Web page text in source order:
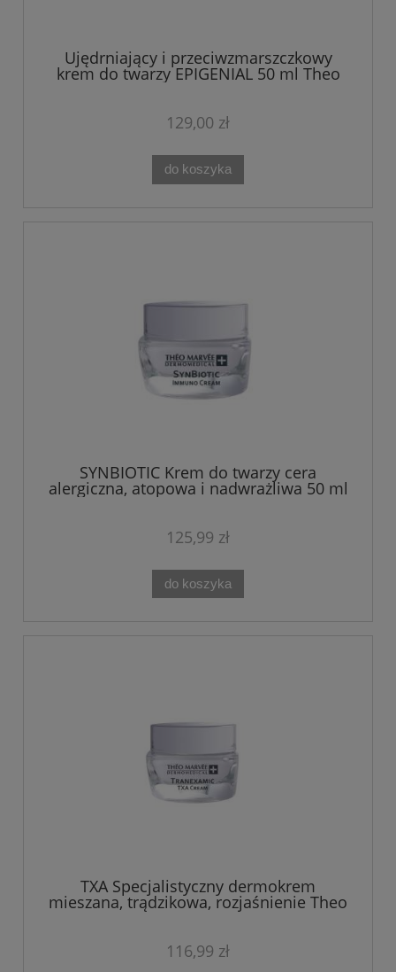
Ujędrniający i przeciwzmarszczkowy
krem do twarzy EPIGENIAL 50 ml Theo
129,00 zł
do koszyka
SYNBIOTIC Krem do twarzy cera
alergiczna, atopowa i nadwrażliwa 50 ml
Theo Marvee
125,99 zł
do koszyka
TXA Specjalistyczny dermokrem
mieszana, trądzikowa, rozjaśnienie Theo
Marvee 50ML
116,99 zł